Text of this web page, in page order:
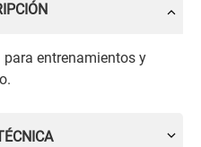
entrenamientos y